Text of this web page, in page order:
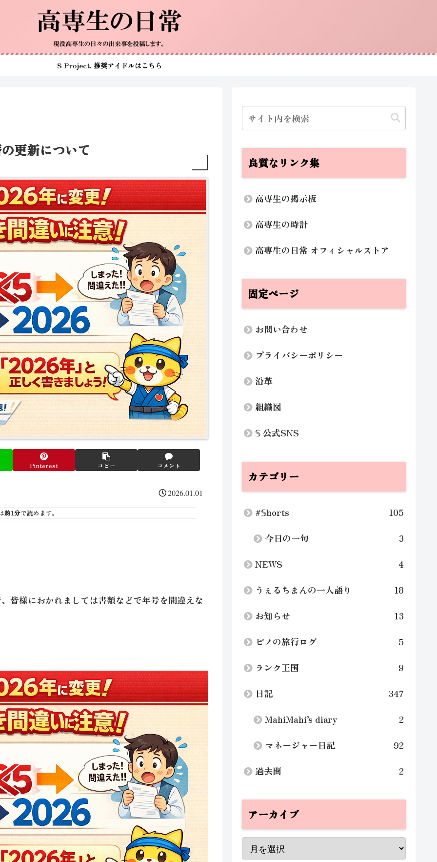
S Project. 推奨アイドルはこちら
更新について
Pinterest コピー コメント
2026.01.01
約1分で読めます。
皆様におかれましては書類などで年号を間違えな
良質なリンク集
高専生の掲示板
高専生の時計
高専生の日常 オフィシャルストア
固定ページ
お問い合わせ
プライバシーポリシー
沿革
組織図
𝕊 公式SNS
カテゴリー
#𝕊horts 105
今日の一句 3
NEWS 4
うぇるちまんの一人語り 18
お知らせ 13
ピノの旅行ログ 5
ランク王国 9
日記 347
MahiMahi’s diary 2
マネージャー日記 92
過去問 2
アーカイブ